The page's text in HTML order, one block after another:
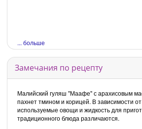
... больше
Замечания по рецепту
Малийский гуляш "Маафе" с арахисовым
пахнет тмином и корицей. В зависимости
используемые овощи и жидкость для
традиционного блюда различаются.